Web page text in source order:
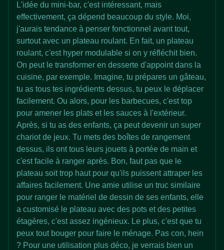
L'idée du mini-bar, c'est intéressant, mais
effectivement, ça dépend beaucoup du style. Moi,
j'aurais tendance à penser fonctionnel avant tout,
surtout avec un plateau roulant. En fait, un plateau
roulant, c'est hyper modulable si on y réfléchit bien.
On peut le transformer en desserte d'appoint dans la
cuisine, par exemple. Imagine, tu prépares un gâteau,
tu as tous tes ingrédients dessus, tu peux le déplacer
facilement. Ou alors, pour les barbecues, c'est top
pour amener les plats et les sauces à l'extérieur.
Après, si tu as des enfants, ça peut devenir un super
chariot de jeux. Tu mets des boîtes de rangement
dessus, ils ont tous leurs jouets à portée de main et
c'est facile à ranger après. Bon, faut pas que le
plateau soit trop haut pour qu'ils puissent attraper les
affaires facilement. Une amie utilise un truc similaire
pour ranger le matériel de dessin de ses enfants, elle
a customisé le plateau avec des pots et des petites
étagères, c'est assez ingénieux. Le plus, c'est que tu
peux tout bouger pour faire le ménage. Pas con, hein
? Pour une utilisation plus déco, je verrais bien un